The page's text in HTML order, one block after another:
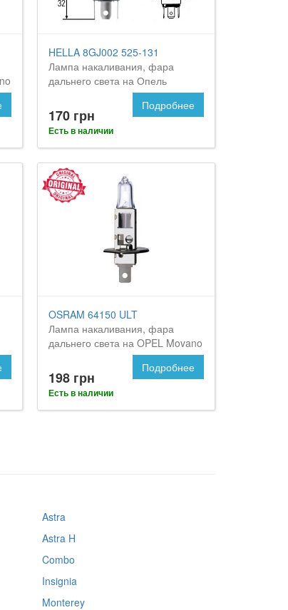
HELLA 8GJ002 525-131
Лампа накаливания, фара
дальнего света на Опель
170 грн
Есть в наличии
Подробнее
OSRAM 64150 ULT
Лампа накаливания, фара
дальнего света на OPEL Movano
198 грн
Есть в наличии
Подробнее
Astra
Astra H
Combo
Insignia
Monterey